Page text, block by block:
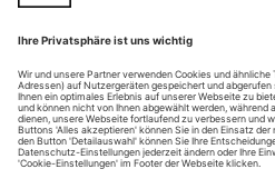
Selbst gewiefte Kenner der
Liedzyklus wohl noch nie so
haben wie in der Neuaufnahme
Cyrille Dubois. Am Ende
eigene Ich erwartet den
Lieder, wie Schubert sie selbst